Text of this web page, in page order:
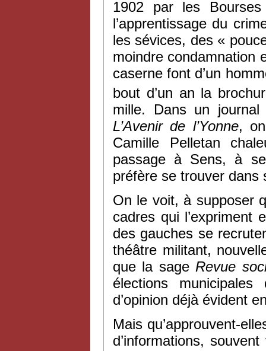
1902 par les
l’apprentissage du
les sévices, des «
moindre condamnation
caserne font d’un
bout d’un an la
mille. Dans un
L’Avenir de l’Yonne,
Camille Pelletan
passage à Sens, à
préfère se trouver dans
On le voit, à supposer
cadres qui l’expriment
des gauches se
théâtre militant,
que la sage Revue
élections
d’opinion déjà évident
Mais qu’approuvent-
d’informations,